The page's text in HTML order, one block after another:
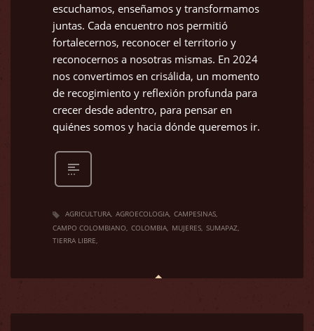
escuchamos, enseñamos y transformamos
juntas. Cada encuentro nos permitió
fortalecernos, reconocer el territorio y
reconocernos a nosotras mismas. En 2024
nos convertimos en crisálida, un momento
de recogimiento y reflexión profunda para
crecer desde adentro, para pensar en
quiénes somos y hacia dónde queremos ir.
AGRICULTURA AGROECOLOGIA CAMPESINAS
CAMPO COLOMBIANO COLOMBIA MUJERES SUMAPAZ
TIERRA LIBRE